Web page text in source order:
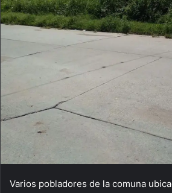
Varios pobladores de la comuna